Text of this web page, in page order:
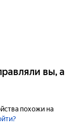
вы, а
похожи на